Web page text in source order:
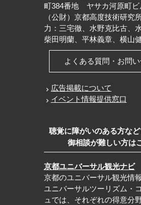
町384番地 ヤサカ河原町ビ
（公財）京都高度技術研究
力：三宅徹、水野克比古、
柴田明蘭、平林義章、横
よくある質問・お問
広告掲載について
イベント情報提供窓口
聴覚に障がいのある方な
御相談が難しい方は
京都ユニバーサル観光ナビ
京都のユニバーサル観光情
ユニバーサルツーリズム・
ュでは、それぞれの得意分